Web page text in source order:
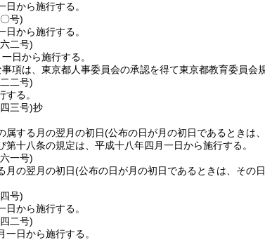
から施行する。
号)
から施行する。
二号)
日から施行する。
項は、東京都人事委員会の承認を得て東京都教育委員会
二号)
る。
三号)抄
属する月の翌月の初日(公布の日が月の初日であるときは
第十八条の規定は、平成十八年四月一日から施行する。
一号)
月の翌月の初日(公布の日が月の初日であるときは、その
号)
から施行する。
二号)
日から施行する。